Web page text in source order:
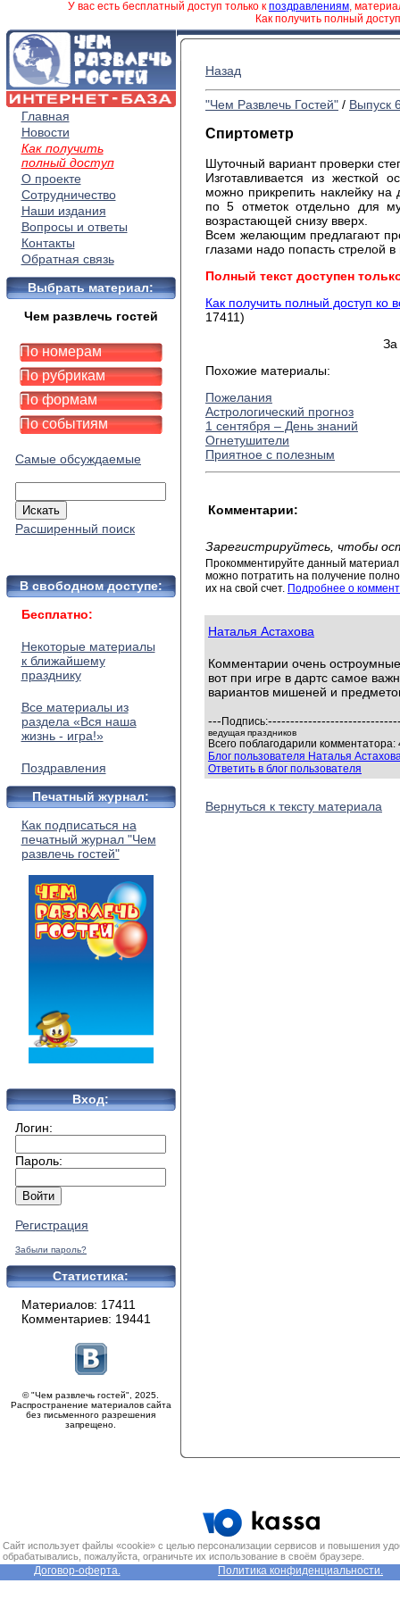
У вас есть бесплатный доступ только к поздравлениям,
Как получить полный
Главная
Новости
Как получить
полный доступ
О проекте
Сотрудничество
Наши издания
Вопросы и ответы
Контакты
Обратная связь
Выбрать материал:
Чем развлечь гостей
По номерам
По рубрикам
По формам
По событиям
Самые обсуждаемые
Расширенный поиск
В свободном доступе:
Бесплатно:
Некоторые материалы
к ближайшему
празднику
Все материалы из
раздела «Вся наша
жизнь - игра!»
Поздравления
Печатный журнал:
Как подписаться на
печатный журнал "Чем
развлечь гостей"
Вход:
Логин:
Пароль:
Регистрация
Забыли пароль?
Статистика:
Материалов: 17411
Комментариев: 19441
© "Чем развлечь гостей", 2025.
Распространение материалов сайта
без письменного разрешения
запрещено.
Назад
"Чем Развлечь Гостей" / Выпуск
Спиртометр
Шуточный вариант проверки
Изготавливается из жесткой
можно прикрепить наклейку
по 5 отметок отдельно для
возрастающей снизу вверх.
Всем желающим предлагают
глазами надо попасть стрелой
Полный текст доступен
Как получить полный доступ ко
17411)
За
Похожие материалы:
Пожелания
Астрологический прогноз
1 сентября – День знаний
Огнетушители
Приятное с полезным
Комментарии:
Зарегистрируйтесь, чтобы
Прокомментируйте данный
можно потратить на получение
их на свой счет. Подробнее о
Наталья Астахова
Комментарии очень
вот при игре в дартс самое
вариантов мишеней и
--- Подпись:
ведущая праздников
Всего поблагодарили
Блог пользователя Наталья
Ответить в блог пользователя
Вернуться к тексту материала
Сайт использует файлы «cookie» с целью персонализации сервисов и повышения
обрабатывались, пожалуйста, ограничьте их использование в своём браузере.
Договор-оферта. Политика конфиденциальности.